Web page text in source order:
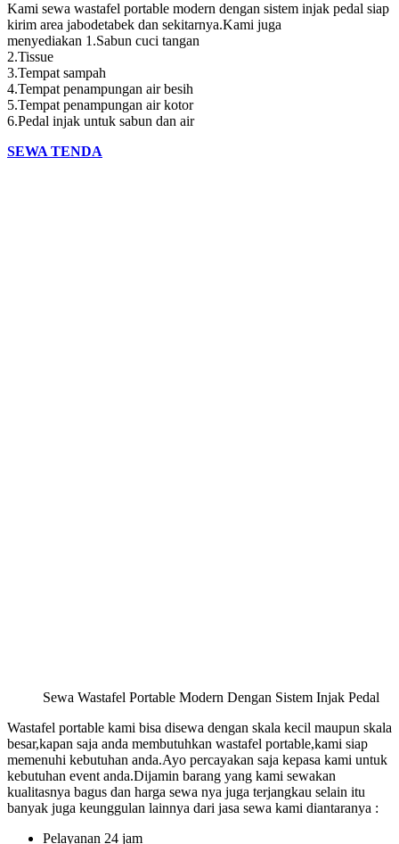
Kami sewa wastafel portable modern dengan sistem injak pedal siap
kirim area jabodetabek dan sekitarnya.Kami juga
menyediakan 1.Sabun cuci tangan
2.Tissue
3.Tempat sampah
4.Tempat penampungan air besih
5.Tempat penampungan air kotor
6.Pedal injak untuk sabun dan air
SEWA TENDA
Sewa Wastafel Portable Modern Dengan Sistem Injak Pedal
Wastafel portable kami bisa disewa dengan skala kecil maupun skala
besar,kapan saja anda membutuhkan wastafel portable,kami siap
memenuhi kebutuhan anda.Ayo percayakan saja kepasa kami untuk
kebutuhan event anda.Dijamin barang yang kami sewakan
kualitasnya bagus dan harga sewa nya juga terjangkau selain itu
banyak juga keunggulan lainnya dari jasa sewa kami diantaranya :
Pelayanan 24 jam